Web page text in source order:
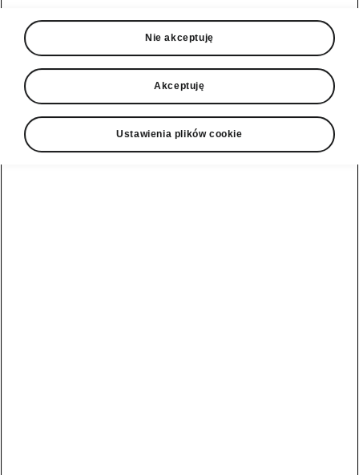
Nie akceptuję
Akceptuję
Ustawienia plików cookie